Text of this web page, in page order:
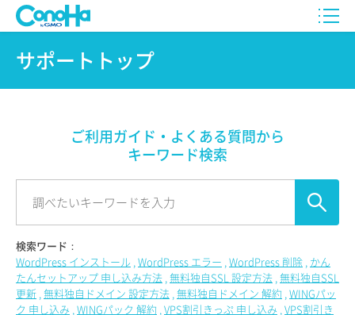
サポートトップ
ご利用ガイド・よくある質問から
キーワード検索
検索ワード：
WordPress インストール WordPress エラー WordPress 削除 かん
たんセットアップ 申し込み方法 無料独自SSL 設定方法 無料独自SSL
更新 無料独自ドメイン 設定方法 無料独自ドメイン 解約 WINGパッ
ク 申し込み WINGパック 解約 VPS割引きっぷ 申し込み VPS割引き